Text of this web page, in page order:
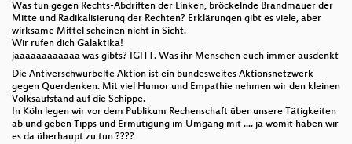
Was tun gegen Rechts-Abdriften der Linken, bröckelnde Brandmauer der
Mitte und Radikalisierung der Rechten? Erklärungen gibt es viele, aber
wirksame Mittel scheinen nicht in Sicht.
Wir rufen dich Galaktika!
jaaaaaaaaaaaa was gibts? IGITT. Was ihr Menschen euch immer ausdenkt
Die Antiverschwurbelte Aktion ist ein bundesweites Aktionsnetzwerk
gegen Querdenken. Mit viel Humor und Empathie nehmen wir den kleinen
Volksaufstand auf die Schippe.
In Köln legen wir vor dem Publikum Rechenschaft über unsere Tätigkeiten
ab und geben Tipps und Ermutigung im Umgang mit .... ja womit haben wir
es da überhaupt zu tun ????